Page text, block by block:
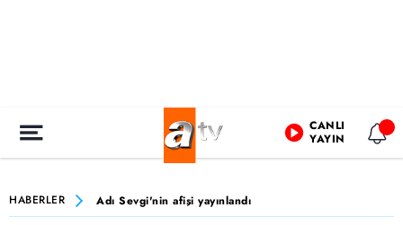
CANLI
YAYIN
HABERLER Adı Sevgi'nin afişi yayınlandı